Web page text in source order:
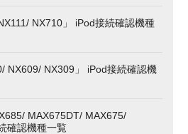
NX710」 iPod接続確認機種
NX609/ NX309」 iPod接続確認機
MAX675DT/ MAX675/
確認機種一覧